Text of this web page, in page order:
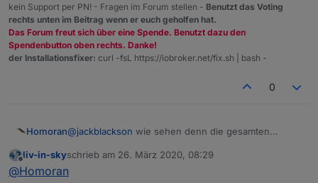
Es ist alles gut, nur die Heizgruppen (die letzten
4 mit HG) sollten aus meiner Sicht nicht drinnen
sein, da alle Komponenten schon oben dabei
sind (ja, die HG Bad ist rot, obwohl keine
Forschen wieso, da ist irgendwo noch ein anders
kein Support per PN! - Fragen im Forum stellen - Benutzt das Voting
rechts unten im Beitrag wenn er euch geholfen hat.
Das Forum freut sich über eine Spende. Benutzt dazu den
Spendenbutton oben rechts. Danke!
der Installationsfixer: curl -fsL https://iobroker.net/fix.sh | bash -
0
Homoran@jackblackson wie sehen denn die gesamten
Offline
liv-in-skyschrieb am 26. März 2020, 08:29
zuletzt editiert von
@Homoran